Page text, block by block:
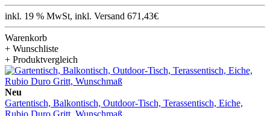
inkl. 19 % MwSt, inkl. Versand 671,43€
Warenkorb
+ Wunschliste
+ Produktvergleich
Neu
Gartentisch, Balkontisch, Outdoor-Tisch, Terassentisch, Eiche,
Rubio Duro Gritt, Wunschmaß